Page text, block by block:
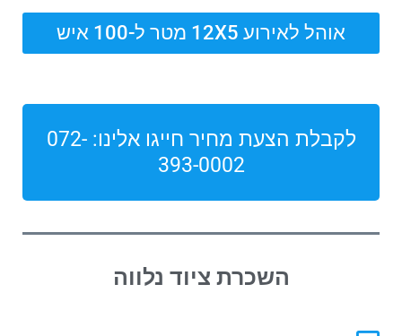
אוהל לאירוע 12X5 מטר ל-100 איש
לקבלת הצעת מחיר חייגו אלינו: 072-
393-0002
השכרת ציוד נלווה